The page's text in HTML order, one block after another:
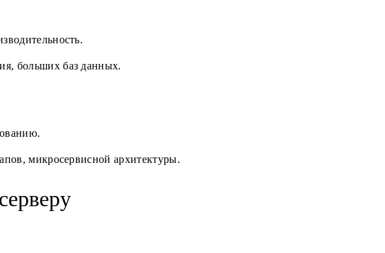
больших баз данных.
микросервисной архитектуры.